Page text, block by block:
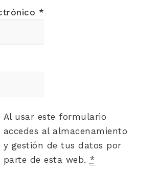
*
Al usar este formulario
accedes al almacenamiento
y gestión de tus datos por
parte de esta web. *